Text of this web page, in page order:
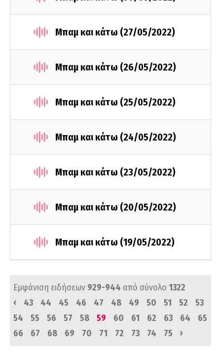
Μπαμ και κάτω (27/05/2022)
Μπαμ και κάτω (26/05/2022)
Μπαμ και κάτω (25/05/2022)
Μπαμ και κάτω (24/05/2022)
Μπαμ και κάτω (23/05/2022)
Μπαμ και κάτω (20/05/2022)
Μπαμ και κάτω (19/05/2022)
Εμφάνιση ειδήσεων 929-944 από σύνολο 1322
‹
43 44 45 46 47 48 49 50 51 52
53
54
55 56 57 58 59 60 61 62 63 64
65
66
67 68 69 70 71 72 73 74 75 ›